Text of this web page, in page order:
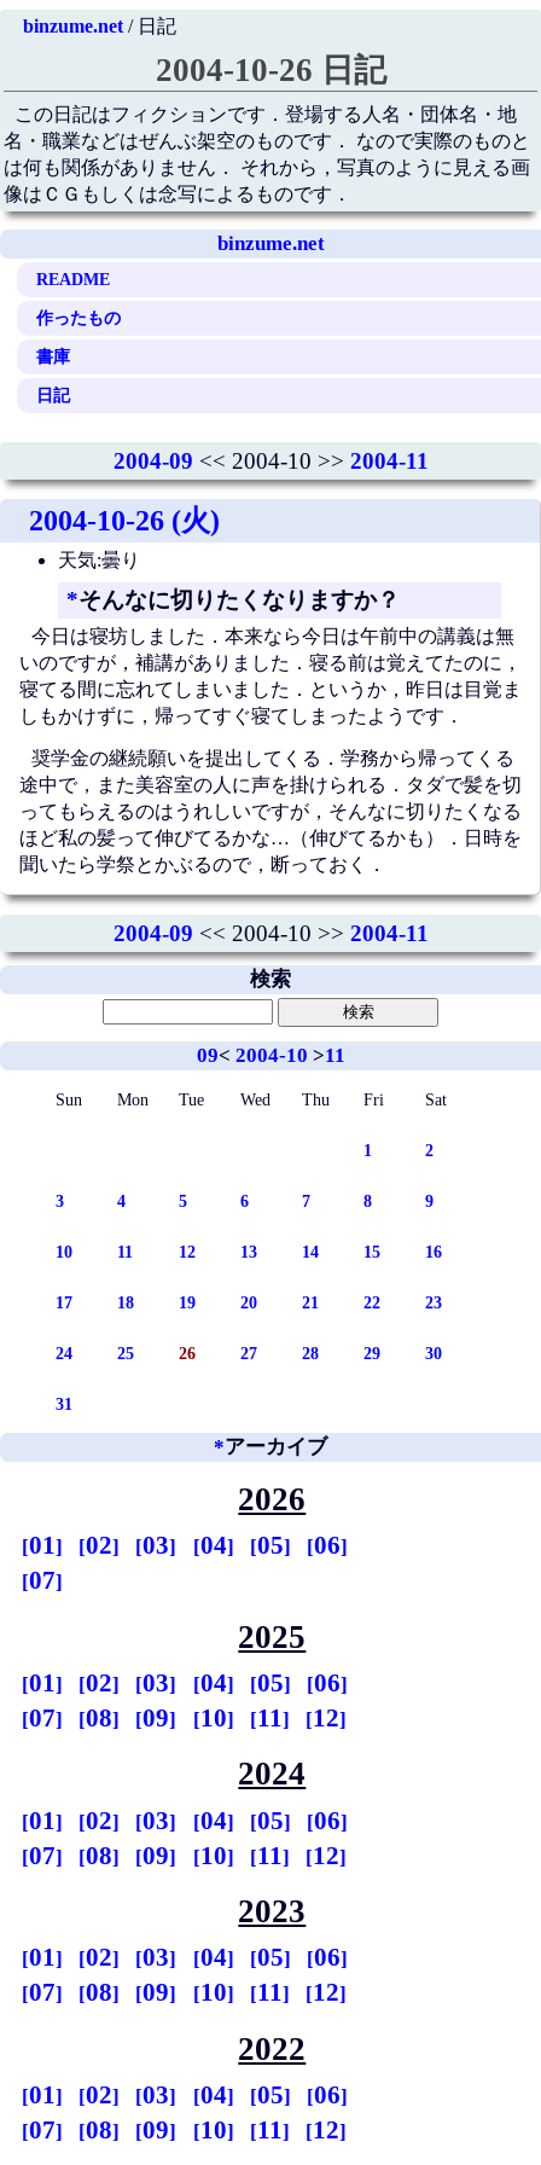
binzume.net/ 日記
2004-10-26 日記
この日記はフィクションです．登場する人名・団体名・地
名・職業などはぜんぶ架空のものです． なので実際のものと
は何も関係がありません． それから，写真のように見える画
像はＣＧもしくは念写によるものです．
binzume.net
README
作ったもの
書庫
日記
2004-09 << 2004-10 >> 2004-11
2004-10-26 (火)
天気:曇り
*そんなに切りたくなりますか？
今日は寝坊しました．本来なら今日は午前中の講義は無
いのですが，補講がありました．寝る前は覚えてたのに，
寝てる間に忘れてしまいました．というか，昨日は目覚ま
しもかけずに，帰ってすぐ寝てしまったようです．
奨学金の継続願いを提出してくる．学務から帰ってくる
途中で，また美容室の人に声を掛けられる．タダで髪を切
ってもらえるのはうれしいですが，そんなに切りたくなる
ほど私の髪って伸びてるかな…（伸びてるかも）．日時を
聞いたら学祭とかぶるので，断っておく．
2004-09 << 2004-10 >> 2004-11
検索
09< 2004-10 >11
Sun Mon Tue Wed Thu Fri Sat
1 2
3 4 5 6 7 8 9
10 11 12 13 14 15 16
17 18 19 20 21 22 23
24 25 26 27 28 29 30
31
*アーカイブ
2026
01 02 03 04 05
06
07
2025
01 02 03 04 05
06
07
08 09 10 11 12
2024
01 02 03 04 05
06
07
08 09 10 11 12
2023
01 02 03 04 05
06
07
08 09 10 11 12
2022
01 02 03 04 05
06
07
08 09 10 11 12